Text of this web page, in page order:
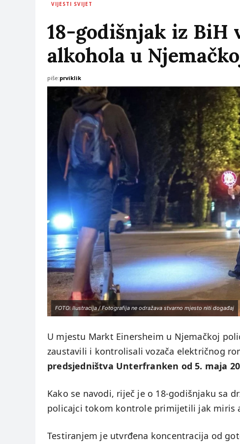
VIJESTI SVIJET
18-godišnjak iz BiH
alkohola u
piše:prviklik
FOTO: Ilustracija / Fotografija ne odražava stvarno mjesto niti događaj
U mjestu Markt Einersheim u Njemačkoj
zaustavili i kontrolisali vozača električnog
predsjedništva Unterfranken od 5. maja
Kako se navodi, riječ je o 18-godišnjaku sa
policajci tokom kontrole primijetili jak miris
Testiranjem je utvrđena koncentracija od